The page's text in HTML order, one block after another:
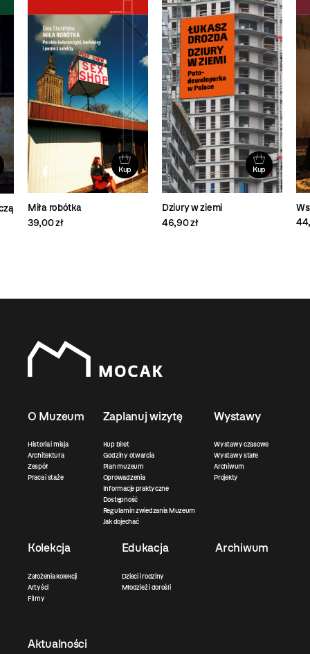
Kup
Miła robótka
39,00 zł
Kup
Dziury w ziemi
46,90 zł
O Muzeum
Historia i misja
Architektura
Zespół
Praca i staże
Zaplanuj wizytę
Kup bilet
Godziny otwarcia
Plan muzeum
Oprowadzenia
Informacje praktyczne
Dostępność
Regulamin zwiedzania Muzeum
Jak dojechać
Wystawy
Wystawy czasowe
Wystawy stałe
Archiwum
Projekty
Kolekcja
Założenia kolekcji
Artyści
Filmy
Edukacja
Dzieci i rodziny
Młodzież i dorośli
Archiwum
Aktualności